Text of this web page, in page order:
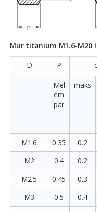
Mur titanium M1.6-M20
D P c
Mel
em
par
maks
M1.6 0.35 0.2
M2
0.4 0.2
M2.5
0.45 0.3
M3
0.5 0.4